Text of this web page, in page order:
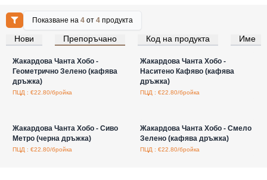
Показване на4 от4 продукта
Нови Препоръчано Код на продукта Име
Влезте за цени на едро
Жакардова Чанта Хобо -
Геометрично Зелено (кафява
дръжка)
ПЦД : €22.80/бройка
Влезте за цени на едро
Жакардова Чанта Хобо -
Наситено Кафяво (кафява
дръжка)
ПЦД : €22.80/бройка
Жакардова Чанта Хобо - Сиво
Метро (черна дръжка)
ПЦД : €22.80/бройка
Жакардова Чанта Хобо - Смело
Зелено (кафява дръжка)
ПЦД : €22.80/бройка